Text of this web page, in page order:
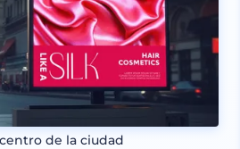
de la ciudad